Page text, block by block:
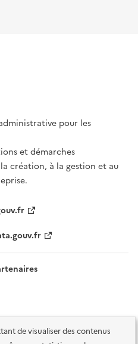
de visualiser des contenus
pour les
et démarches
création, à la gestion et au